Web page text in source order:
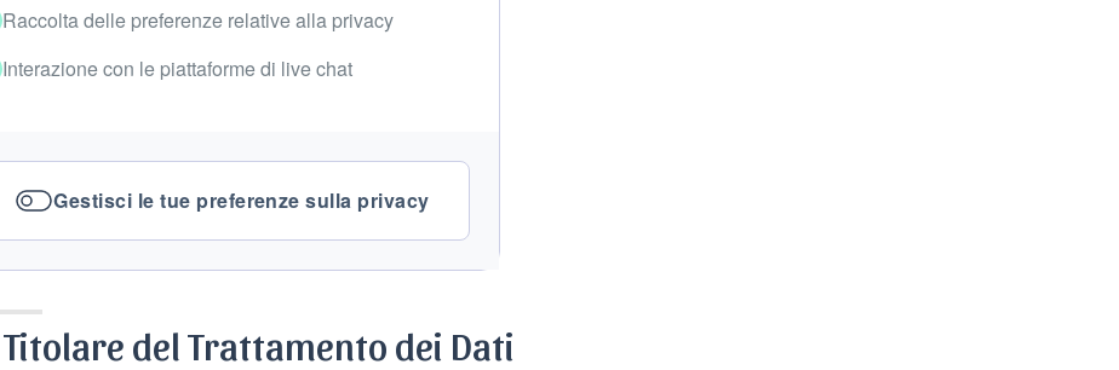
Raccolta delle preferenze relative alla privacy
Interazione con le piattaforme di live chat
Gestisci le tue preferenze sulla privacy
Titolare del Trattamento dei Dati